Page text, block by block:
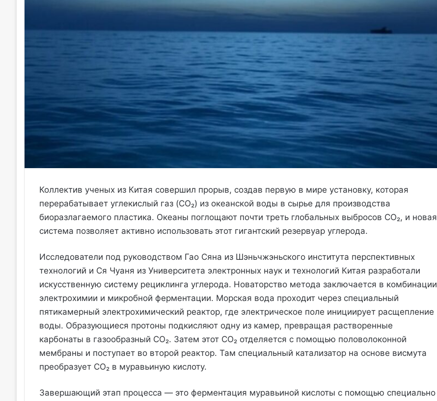
Коллектив ученых из Китая совершил прорыв, создав первую в мире установку, которая
перерабатывает углекислый газ (CO₂) из океанской воды в сырье для производства
биоразлагаемого пластика. Океаны поглощают почти треть глобальных выбросов CO₂, и новая
система позволяет активно использовать этот гигантский резервуар углерода.
Исследователи под руководством Гао Сяна из Шэньчжэньского института перспективных
технологий и Ся Чуаня из Университета электронных наук и технологий Китая разработали
искусственную систему рециклинга углерода. Новаторство метода заключается в комбинации
электрохимии и микробной ферментации. Морская вода проходит через специальный
пятикамерный электрохимический реактор, где электрическое поле инициирует расщепление
воды. Образующиеся протоны подкисляют одну из камер, превращая растворенные
карбонаты в газообразный CO₂. Затем этот CO₂ отделяется с помощью половолоконной
мембраны и поступает во второй реактор. Там специальный катализатор на основе висмута
преобразует CO₂ в муравьиную кислоту.
Завершающий этап процесса — это ферментация муравьиной кислоты с помощью специально